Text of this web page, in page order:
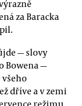
za Baracka
— slovy
Bowena —
dříve a v zemi
režimu